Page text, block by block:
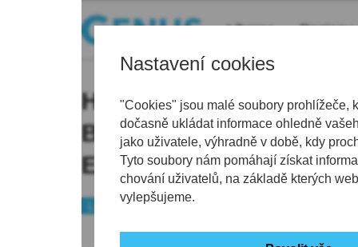
Nastavení cookies
"Cookies" jsou malé soubory prohlížeče,
dočasně ukládat informace ohledně
jako uživatele, výhradně v době, kdy
Tyto soubory nám pomáhají získat
chování uživatelů, na základě kterých
vylepšujeme.
Liberec Regiony
Hlavní hvězdou
Benátské! ve Vesci
Eurythmics
Kultura